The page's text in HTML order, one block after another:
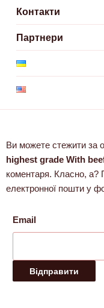
Контакти
Партнери
Ви можете стежити за
highest grade With
коментаря. Класно, а?
електронної пошти у
Email